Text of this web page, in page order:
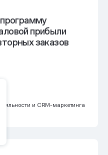
прибыли
заказов
и CRM-маркетинга